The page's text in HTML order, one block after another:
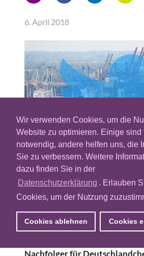
Wir verwenden Cookies, um die
Website zu optimieren. Einige sind
notwendig, andere helfen uns, die
Sie zu verbessern. Weitere
dazu finden Sie in der
Datenschutzerklärung . Erlauben
Cookies, um der Nutzung
Cookies ablehnen Cookies
6. April 2018
Heimlich still und leise habe
Kurznachrichtendienst Twitter
Deutschland abgebaut und
in Hamburg Ottensen
heute Morgen das Hamburger
Nachfolger für